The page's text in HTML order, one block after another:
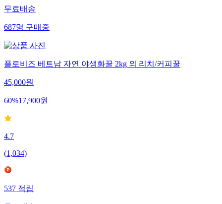
무료배송
687명구매중
플로비즈 베트남 자연 야생화꿀 2kg 외 리치/커피꿀
45,000원
60%17,900원
4.7
(1,034)
537적립